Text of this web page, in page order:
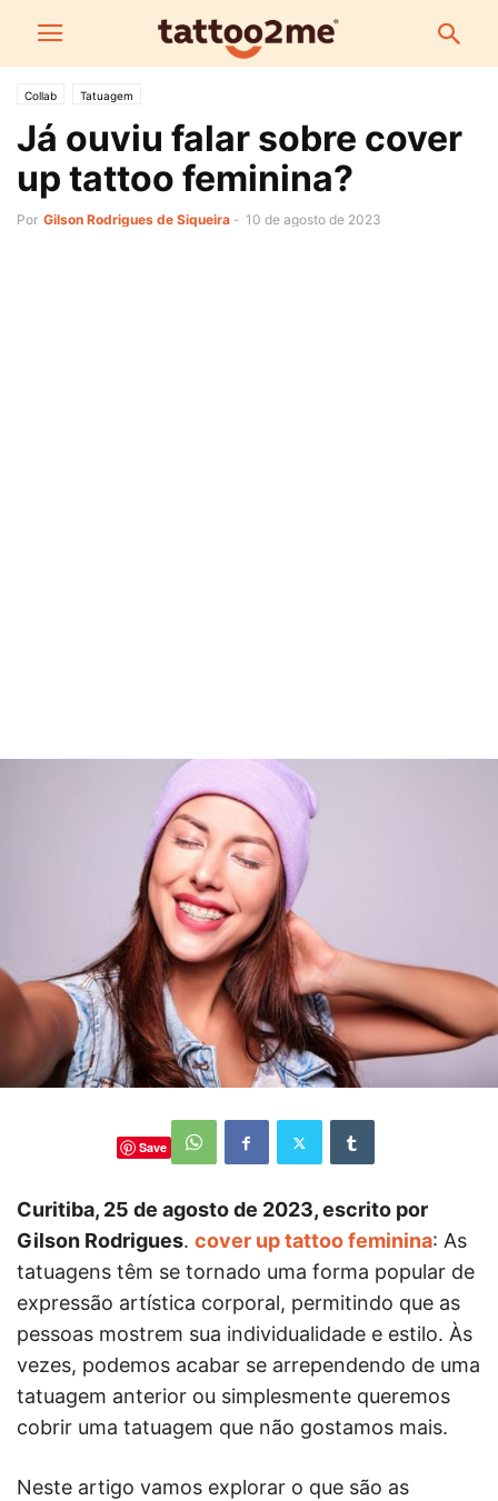
Collab Tatuagem
Já ouviu falar sobre cover
up tattoo feminina?
Por Gilson Rodrigues de Siqueira - 10 de agosto de 2023
Save
Curitiba, 25 de agosto de 2023, escrito por
Gilson Rodrigues. cover up tattoo feminina: As
tatuagens têm se tornado uma forma popular de
expressão artística corporal, permitindo que as
pessoas mostrem sua individualidade e estilo. Às
vezes, podemos acabar se arrependendo de uma
tatuagem anterior ou simplesmente queremos
cobrir uma tatuagem que não gostamos mais.
Neste artigo vamos explorar o que são as